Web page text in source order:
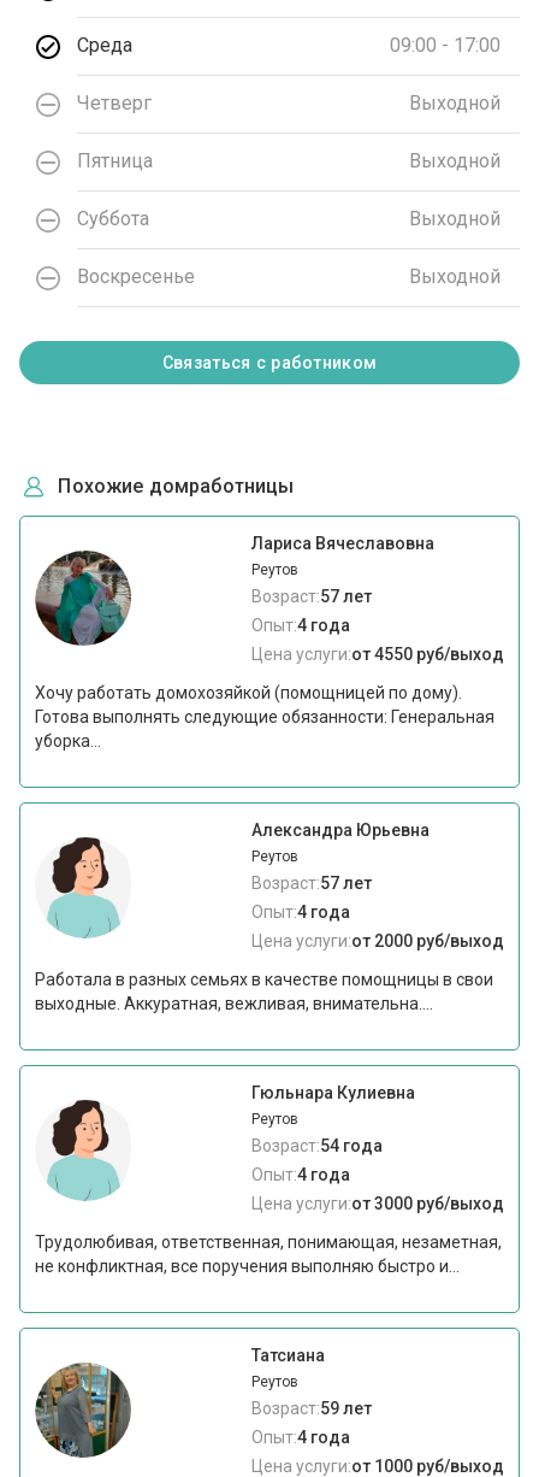
Среда 09:00 - 17:00
Четверг Выходной
Пятница Выходной
Суббота Выходной
Воскресенье Выходной
Связаться с работником
Похожие домработницы
Лариса Вячеславовна
Реутов
Возраст:57 лет
Опыт:4 года
Цена услуги:от 4550 руб/выход
Хочу работать домохозяйкой (помощницей по дому).
Готова выполнять следующие обязанности: Генеральная
уборка...
Александра Юрьевна
Реутов
Возраст:57 лет
Опыт:4 года
Цена услуги:от 2000 руб/выход
Работала в разных семьях в качестве помощницы в свои
выходные. Аккуратная, вежливая, внимательна....
Гюльнара Кулиевна
Реутов
Возраст:54 года
Опыт:4 года
Цена услуги:от 3000 руб/выход
Трудолюбивая, ответственная, понимающая, незаметная,
не конфликтная, все поручения выполняю быстро и...
Татсиана
Реутов
Возраст:59 лет
Опыт:4 года
Цена услуги:от 1000 руб/выход